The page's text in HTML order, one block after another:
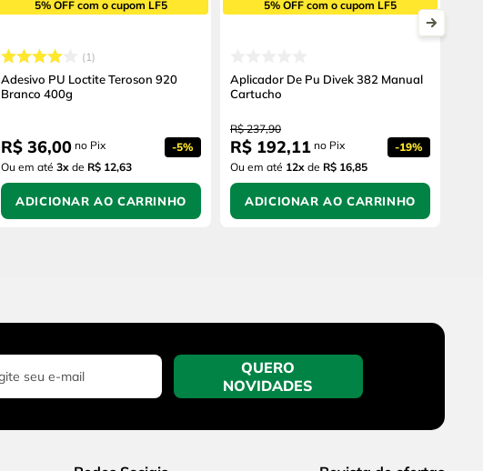
5% OFF com o cupom LF5
1
Adesivo PU Loctite Teroson 920
Branco 400g
R$ 36,00 no Pix -5%
Ou em até 3x de R$ 12,63
ADICIONAR AO CARRINHO
5% OFF com o cupom LF5
Aplicador De Pu Divek 382 Manual
Cartucho
R$ 237,90
R$ 192,11 no Pix -19%
Ou em até 12x de R$ 16,85
ADICIONAR AO CARRINHO
QUERO
NOVIDADES